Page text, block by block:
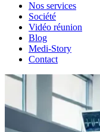
Nos services
Société
Vidéo réunion
Blog
Medi-Story
Contact